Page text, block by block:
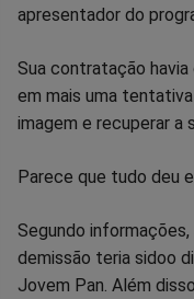
apresentador do
Sua contratação
em mais uma
imagem e recuperar a
Parece que tudo deu
Segundo
demissão teria sidoo
Jovem Pan. Além